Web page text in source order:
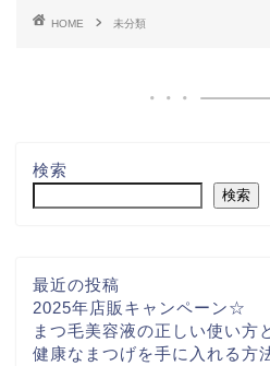
HOME 未分類
検索
検索
最近の投稿
2025年店販キャンペーン☆
まつ毛美容液の正しい使い方
健康なまつげを手に入れる方